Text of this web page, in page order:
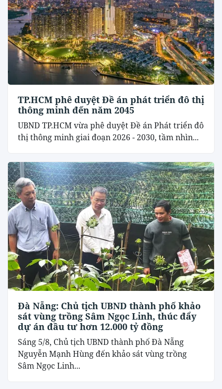
TP.HCM phê duyệt Đề án phát triển đô thị
thông minh đến năm 2045
UBND TP.HCM vừa phê duyệt Đề án Phát triển đô
thị thông minh giai đoạn 2026 - 2030, tầm nhìn...
Đà Nẵng: Chủ tịch UBND thành phố khảo
sát vùng trồng Sâm Ngọc Linh, thúc đẩy
dự án đầu tư hơn 12.000 tỷ đồng
Sáng 5/8, Chủ tịch UBND thành phố Đà Nẵng
Nguyễn Mạnh Hùng đến khảo sát vùng trồng
Sâm Ngọc Linh...